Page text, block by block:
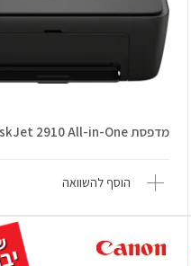
מדפסת DeskJet 2910 All-in-One
הוסף להשוואה